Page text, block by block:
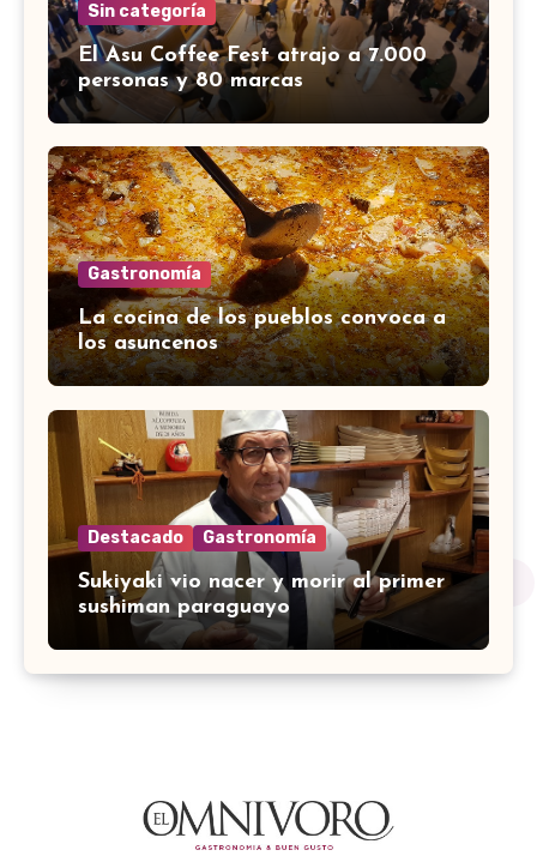
Sin categoría
El Asu Coffee Fest atrajo a 7.000
personas y 80 marcas
Gastronomía
La cocina de los pueblos convoca a
los asuncenos
Destacado Gastronomía
Sukiyaki vio nacer y morir al primer
sushiman paraguayo